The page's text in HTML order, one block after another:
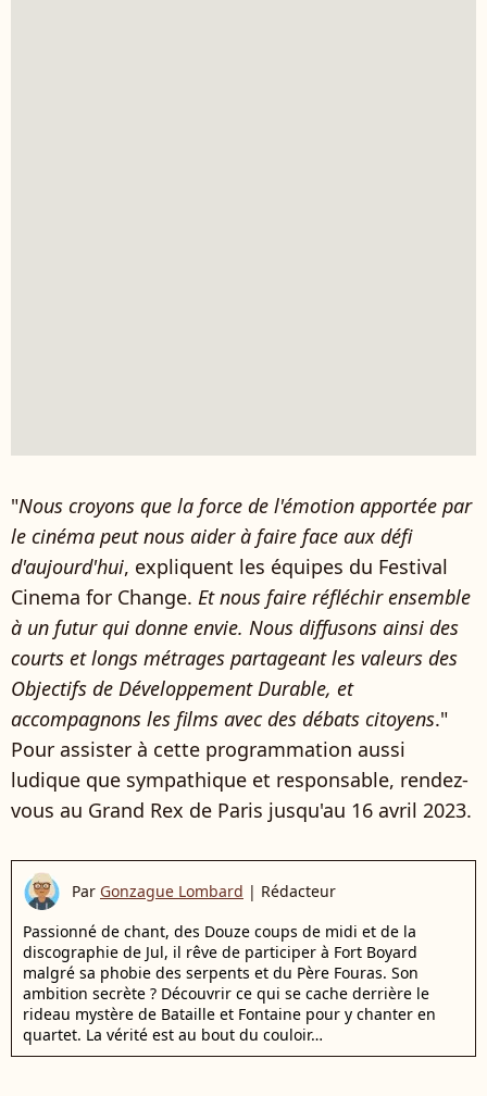
"Nous croyons que la force de l'émotion apportée par
le cinéma peut nous aider à faire face aux défi
d'aujourd'hui, expliquent les équipes du Festival
Cinema for Change. Et nous faire réfléchir ensemble
à un futur qui donne envie. Nous diffusons ainsi des
courts et longs métrages partageant les valeurs des
Objectifs de Développement Durable, et
accompagnons les films avec des débats citoyens."
Pour assister à cette programmation aussi
ludique que sympathique et responsable, rendez-
vous au Grand Rex de Paris jusqu'au 16 avril 2023.
Par Gonzague Lombard | Rédacteur
Passionné de chant, des Douze coups de midi et de la
discographie de Jul, il rêve de participer à Fort Boyard
malgré sa phobie des serpents et du Père Fouras. Son
ambition secrète ? Découvrir ce qui se cache derrière le
rideau mystère de Bataille et Fontaine pour y chanter en
quartet. La vérité est au bout du couloir…